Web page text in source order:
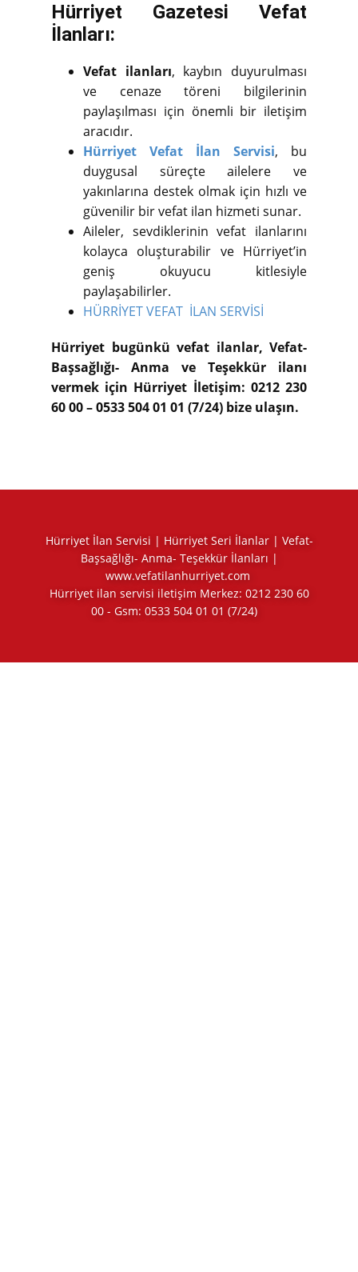
Hürriyet Gazetesi Vefat
İlanları:
Vefat ilanları, kaybın duyurulması
ve cenaze töreni bilgilerinin
paylaşılması için önemli bir iletişim
aracıdır.
Hürriyet Vefat İlan Servisi, bu
duygusal süreçte ailelere ve
yakınlarına destek olmak için hızlı ve
güvenilir bir vefat ilan hizmeti sunar.
Aileler, sevdiklerinin vefat ilanlarını
kolayca oluşturabilir ve Hürriyet’in
geniş okuyucu kitlesiyle
paylaşabilirler.
HÜRRİYET VEFAT İLAN SERVİSİ
Hürriyet bugünkü vefat ilanlar, Vefat-
Başsağlığı- Anma ve Teşekkür ilanı
vermek için Hürriyet İletişim: 0212 230
60 00 – 0533 504 01 01 (7/24) bize ulaşın.
Hürriyet İlan Servisi | Hürriyet Seri İlanlar | Vefat-
Başsağlığı- Anma- Teşekkür İlanları |
www.vefatilanhurriyet.com
Hürriyet ilan servisi iletişim Merkez: 0212 230 60
00 - Gsm: 0533 504 01 01 (7/24)